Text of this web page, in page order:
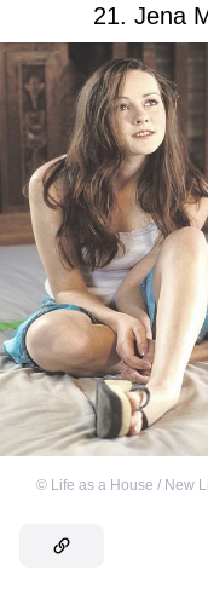
21. Jena
© Life as a House / New